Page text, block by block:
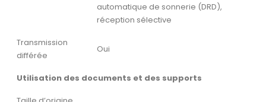
automatique de sonnerie (DRD),
réception sélective
Transmission
différée
Oui
Utilisation des documents et des supports